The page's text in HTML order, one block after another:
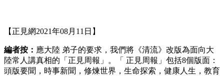
【正見網2021年08月11日】
編者按： 應大陸 弟子的要求，我們將《清流》改版為面向大
陸常人講真相的「正見周報」。「 正見周報」包括8個版面：
頭版要聞，時事新聞，修煉世界，生命探索，健康人生，教育